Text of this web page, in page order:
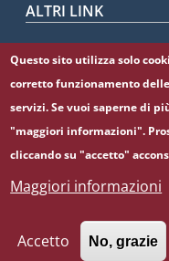
ALTRI LINK
CIAO
Sapienza Store
© Sapienza Università
02133771002
Questo sito utilizza solo
corretto funzionamento
servizi. Se vuoi saperne di
"maggiori informazioni".
cliccando su "accetto"
Maggiori informazioni
Accetto No, grazie